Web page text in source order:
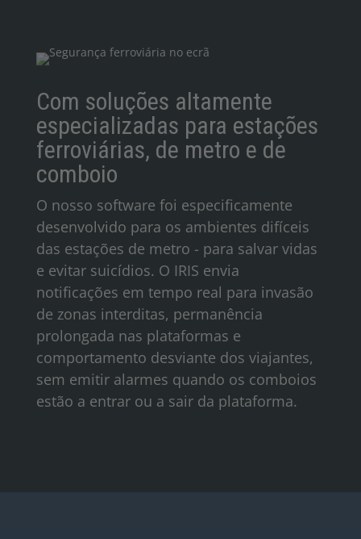
Com soluções altamente
especializadas para estações
ferroviárias, de metro e de
comboio
O nosso software foi especificamente
desenvolvido para os ambientes difíceis
das estações de metro - para salvar vidas
e evitar suicídios. O IRIS envia
notificações em tempo real para invasão
de zonas interditas, permanência
prolongada nas plataformas e
comportamento desviante dos viajantes,
sem emitir alarmes quando os comboios
estão a entrar ou a sair da plataforma.